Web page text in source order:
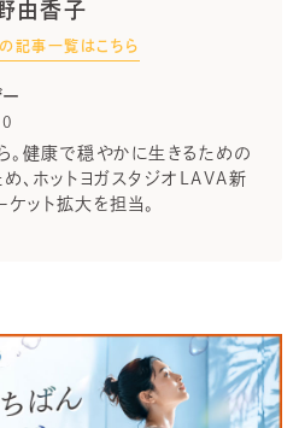
由香子
記事一覧はこちら
。健康で穏やかに生きるための
、ホットヨガスタジオLAVA新
ット拡大を担当。